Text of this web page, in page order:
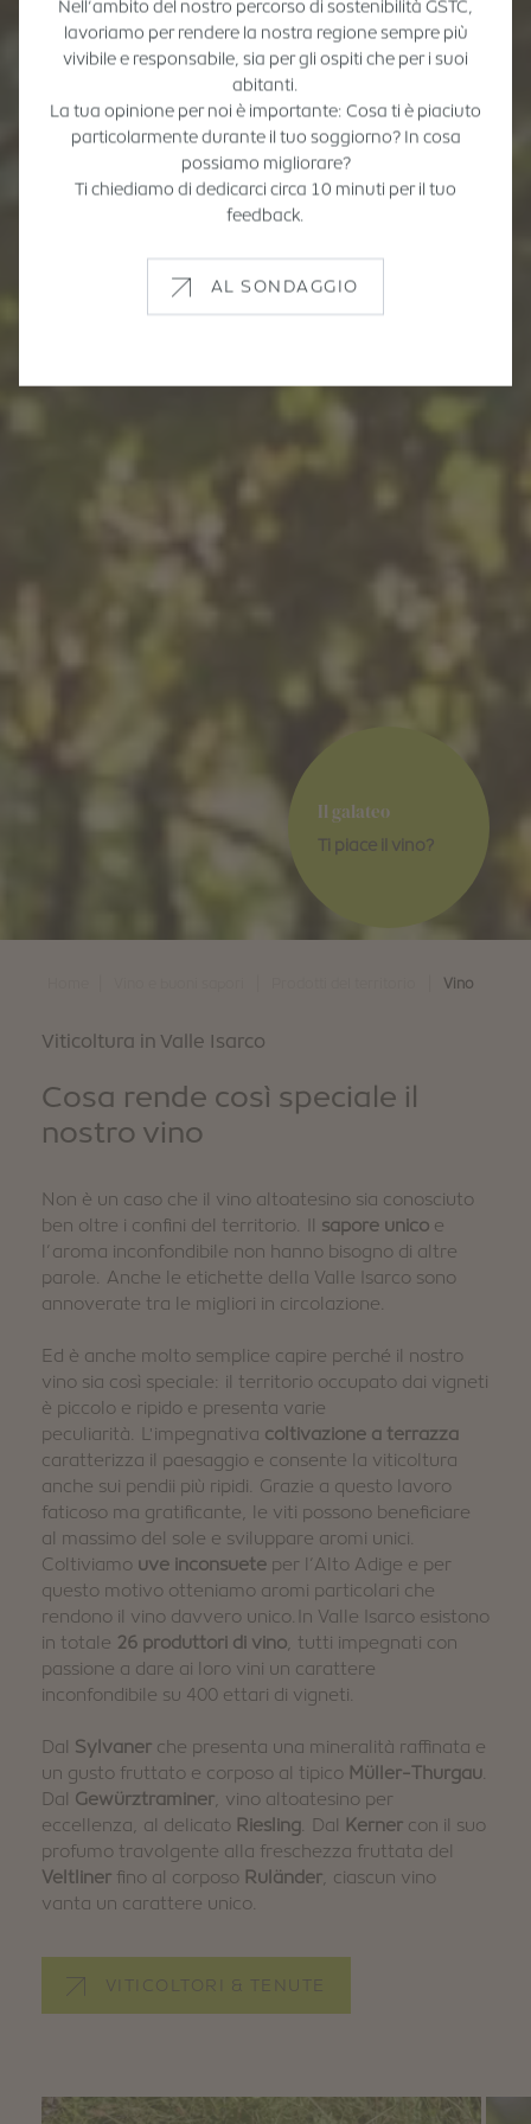
Nell’ambito del nostro percorso di sostenibilità GSTC,
lavoriamo per rendere la nostra regione sempre più
vivibile e responsabile, sia per gli ospiti che per i suoi
abitanti.
La tua opinione per noi è importante: Cosa ti è piaciuto
particolarmente durante il tuo soggiorno? In cosa
possiamo migliorare?
Ti chiediamo di dedicarci circa 10 minuti per il tuo
feedback.
AL SONDAGGIO
Il galateo
Ti piace il vino?
Vino
Viticoltura in Valle Isarco
Cosa rende così speciale il
nostro vino
Non è un caso che il vino altoatesino sia conosciuto
ben oltre i confini del territorio. Il sapore unico e
l’aroma inconfondibile non hanno bisogno di altre
parole. Anche le etichette della Valle Isarco sono
annoverate tra le migliori in circolazione.
Ed è anche molto semplice capire perché il nostro
vino sia così speciale: il territorio occupato dai vigneti
è piccolo e ripido e presenta varie
peculiarità. L'impegnativa coltivazione a terrazza
caratterizza il paesaggio e consente la viticoltura
anche sui pendii più ripidi. Grazie a questo lavoro
faticoso ma gratificante, le viti possono beneficiare
al massimo del sole e sviluppare aromi unici.
Coltiviamo uve inconsuete per l’Alto Adige e per
questo motivo otteniamo aromi particolari che
rendono il vino davvero unico.In Valle Isarco esistono
in totale 26 produttori di vino , tutti impegnati con
passione a dare ai loro vini un carattere
inconfondibile su 400 ettari di vigneti.
Dal Sylvaner che presenta una mineralità raffinata e
un gusto fruttato e corposo al tipico Müller-Thurgau
Dal Gewürztraminer , vino altoatesino per
eccellenza, al delicato Riesling . Dal Kerner con il suo
profumo travolgente alla freschezza fruttata del
Veltliner fino al corposo Ruländer , ciascun vino
vanta un carattere unico.
VITICOLTORI & TENUTE